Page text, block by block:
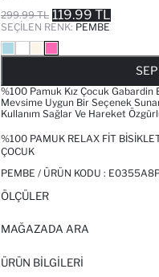
299.99 TL 119.99 TL
SEÇILEN RENK: PEMBE
%100 Pamuk Kız Çocuk Gabardin
Mevsime Uygun Bir Seçenek
Kullanım Sağlar Ve Hareket
%100 PAMUK RELAX FIT
ÇOCUK
PEMBE / ÜRÜN KODU :
ÖLÇÜLER
MAĞAZADA ARA
ÜRÜN BILGILERI